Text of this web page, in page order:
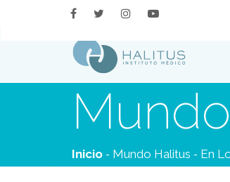
Inicio - Mundo Halitus - En